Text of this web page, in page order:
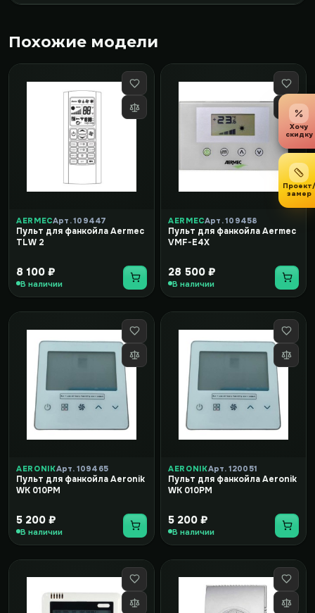
Похожие модели
AERMECАрт. 109447
Пульт для фанкойла Aermec
TLW 2
8 100 ₽
В наличии
AERMECАрт. 109458
Пульт для фанкойла Aermec
VMF-E4X
28 500 ₽
В наличии
AERONIKАрт. 109465
Пульт для фанкойла Aeronik
WK 010PM
5 200 ₽
В наличии
AERONIKАрт. 120051
Пульт для фанкойла Aeronik
WK 010PM
5 200 ₽
В наличии
Хочу
скидку
Проект/
замер